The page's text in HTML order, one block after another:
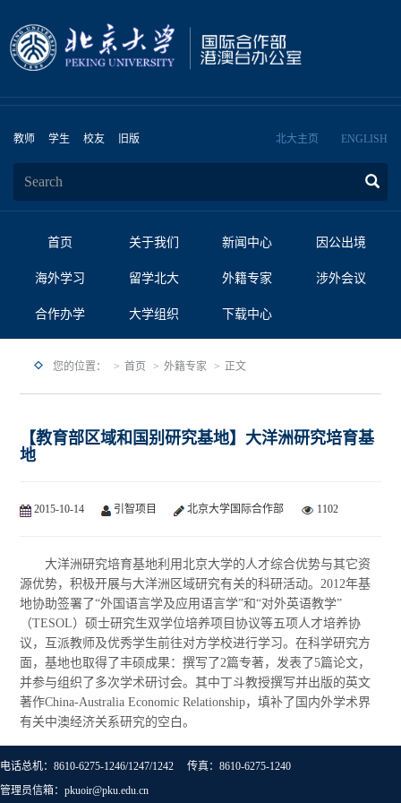
教师 学生 校友 旧版 北大主页 ENGLISH
首页 关于我们 新闻中心 因公出境
海外学习 留学北大 外籍专家 涉外会议
合作办学 大学组织 下载中心
您的位置： 首页 外籍专家 正文
【教育部区域和国别研究基地】大洋洲研究培育基
地
2015-10-14 引智项目 北京大学国际合作部 1102
大洋洲研究培育基地利用北京大学的人才综合优势与其它资
源优势，积极开展与大洋洲区域研究有关的科研活动。2012年基
地协助签署了“外国语言学及应用语言学”和“对外英语教学”
（TESOL）硕士研究生双学位培养项目协议等五项人才培养协
议，互派教师及优秀学生前往对方学校进行学习。在科学研究方
面，基地也取得了丰硕成果：撰写了2篇专著，发表了5篇论文，
并参与组织了多次学术研讨会。其中丁斗教授撰写并出版的英文
著作China-Australia Economic Relationship，填补了国内外学术界
有关中澳经济关系研究的空白。
电话总机：8610-6275-1246/1247/1242 传真：8610-6275-1240
管理员信箱：pkuoir@pku.edu.cn